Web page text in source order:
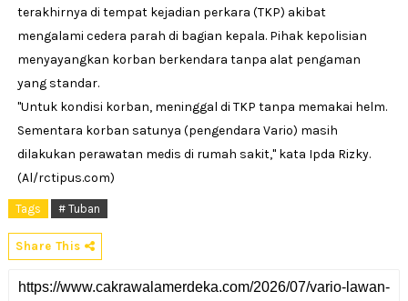
terakhirnya di tempat kejadian perkara (TKP) akibat
mengalami cedera parah di bagian kepala. Pihak kepolisian
menyayangkan korban berkendara tanpa alat pengaman
yang standar.
"Untuk kondisi korban, meninggal di TKP tanpa memakai helm.
Sementara korban satunya (pengendara Vario) masih
dilakukan perawatan medis di rumah sakit," kata Ipda Rizky.
(Al/rctipus.com)
Tags # Tuban
Share This